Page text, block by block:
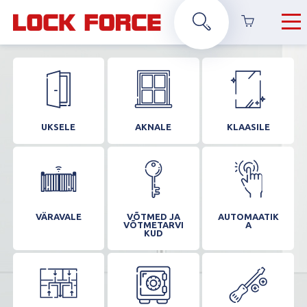
UKSELE AKNALE KLAASILE
VÄRAVALE
VÕTMED JA
VÕTMETARVI
KUD
AUTOMAATIK
A